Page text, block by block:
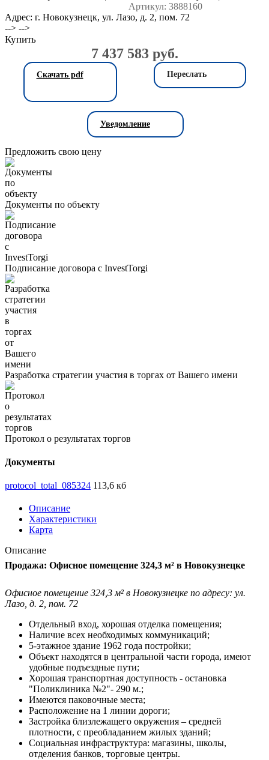
Артикул: 3888160
Адрес: г. Новокузнецк, ул. Лазо, д. 2, пом. 72
7 437 583 руб.
--> -->
Купить
Переслать
Скачать pdf
Уведомление
Предложить свою цену
Документы по объекту
Подписание договора с InvestTorgi
Разработка стратегии участия в торгах от Вашего имени
Протокол о результатах торгов
Документы
protocol_total_085324 113,6 кб
Описание
Характеристики
Карта
Описание
Продажа: Офисное помещение 324,3 м² в Новокузнецке
Офисное помещение 324,3 м² в Новокузнецке по адресу: ул.
Лазо, д. 2, пом. 72
Отдельный вход, хорошая отделка помещения;
Наличие всех необходимых коммуникаций;
5-этажное здание 1962 года постройки;
Объект находятся в центральной части города, имеют
удобные подъездные пути;
Хорошая транспортная доступность - остановка
"Поликлиника №2"- 290 м.;
Имеются паковочные места;
Расположение на 1 линии дороги;
Застройка близлежащего окружения – средней
плотности, с преобладанием жилых зданий;
Социальная инфраструктура: магазины, школы,
отделения банков, торговые центры.